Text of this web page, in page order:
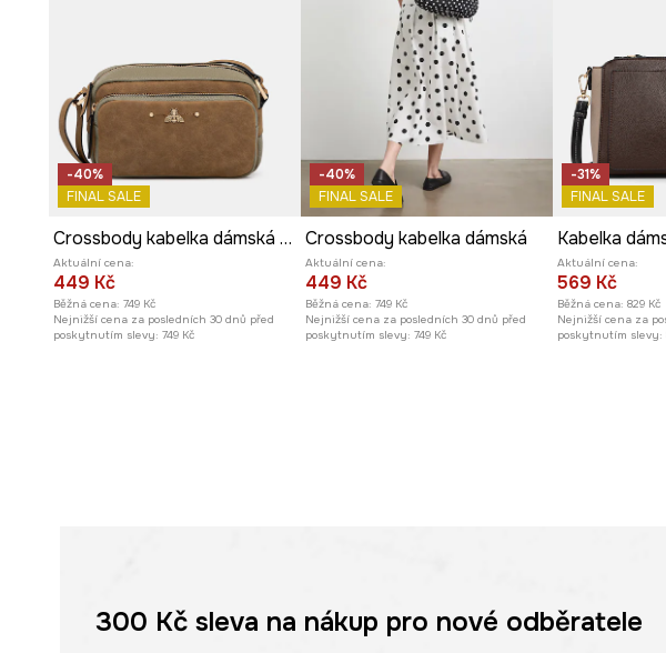
-40%
FINAL SALE
Crossbody kabelka dámská z imitace kůže
Aktuální cena:
449 Kč
Běžná cena: 749 Kč
Nejnižší cena za posledních 30 dnů před
poskytnutím slevy: 749 Kč
-40%
FINAL SALE
Crossbody kabelka dámská
Aktuální cena:
449 Kč
Běžná cena: 749 Kč
Nejnižší cena za posledních 30 dnů před
poskytnutím slevy: 749 Kč
-31%
FINAL SALE
Kabelka
Aktuální cena:
569 Kč
Běžná cena: 829 Kč
Nejnižší cena za
poskytnutím slevy:
300 Kčsleva na nákup pro nové odběratele